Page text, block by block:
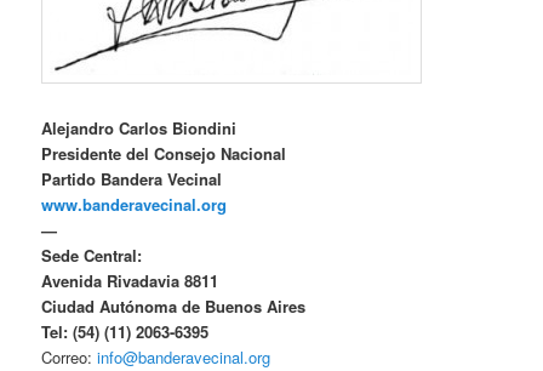
Alejandro Carlos Biondini
Presidente del Consejo Nacional
Partido Bandera Vecinal
www.banderavecinal.org
—
Sede Central:
Avenida Rivadavia 8811
Ciudad Autónoma de Buenos Aires
Tel: (54) (11) 2063-6395
Correo:info@banderavecinal.org